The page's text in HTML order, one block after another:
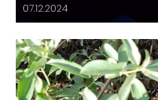
Data dodania galerii:
07.12.2024